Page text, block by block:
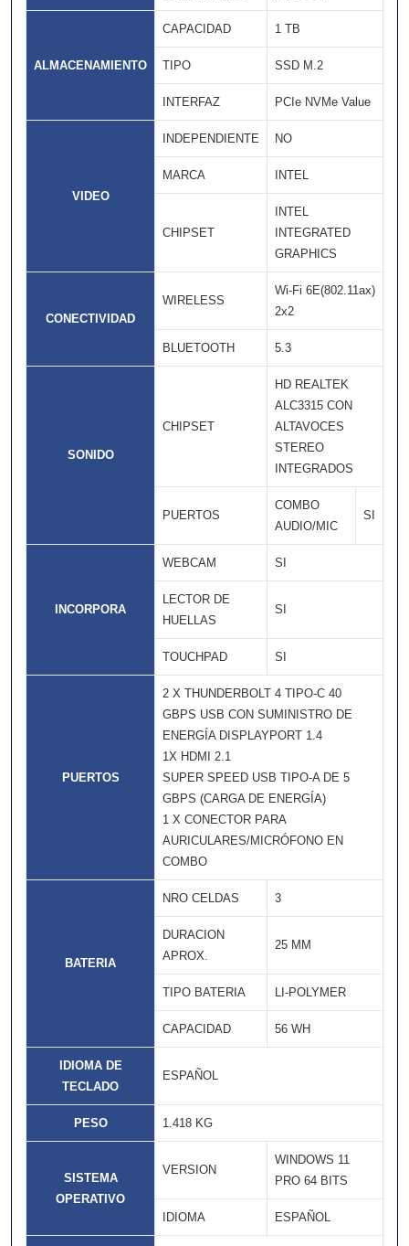
ALMACENAMIENTO
CAPACIDAD 1 TB
TIPO SSD M.2
INTERFAZ PCIe NVMe Value
VIDEO
INDEPENDIENTE NO
MARCA INTEL
CHIPSET
INTEL
INTEGRATED
GRAPHICS
CONECTIVIDAD
WIRELESS
Wi-Fi 6E(802.11ax)
2x2
BLUETOOTH 5.3
SONIDO
CHIPSET
HD REALTEK
ALC3315 CON
ALTAVOCES
STEREO
INTEGRADOS
PUERTOS
COMBO
AUDIO/MIC
SI
INCORPORA
WEBCAM SI
LECTOR DE
HUELLAS
SI
TOUCHPAD SI
PUERTOS
2 X THUNDERBOLT 4 TIPO-C 40
GBPS USB CON SUMINISTRO DE
ENERGÍA DISPLAYPORT 1.4
1X HDMI 2.1
SUPER SPEED USB TIPO-A DE 5
GBPS (CARGA DE ENERGÍA)
1 X CONECTOR PARA
AURICULARES/MICRÓFONO EN
COMBO
BATERIA
NRO CELDAS 3
DURACION
APROX.
25 MM
TIPO BATERIA LI-POLYMER
CAPACIDAD 56 WH
IDIOMA DE
TECLADO
ESPAÑOL
PESO 1.418 KG
SISTEMA
OPERATIVO
VERSION
WINDOWS 11
PRO 64 BITS
IDIOMA ESPAÑOL